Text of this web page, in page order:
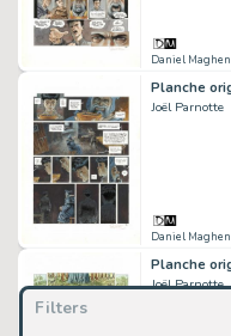
Filters
Daniel Maghen
Joël Parnotte
Daniel Maghen
Joël Parnotte